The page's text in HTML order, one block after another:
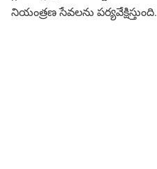
నియంత్రణ సేవలను పర్యవేక్షిస్తుంది.